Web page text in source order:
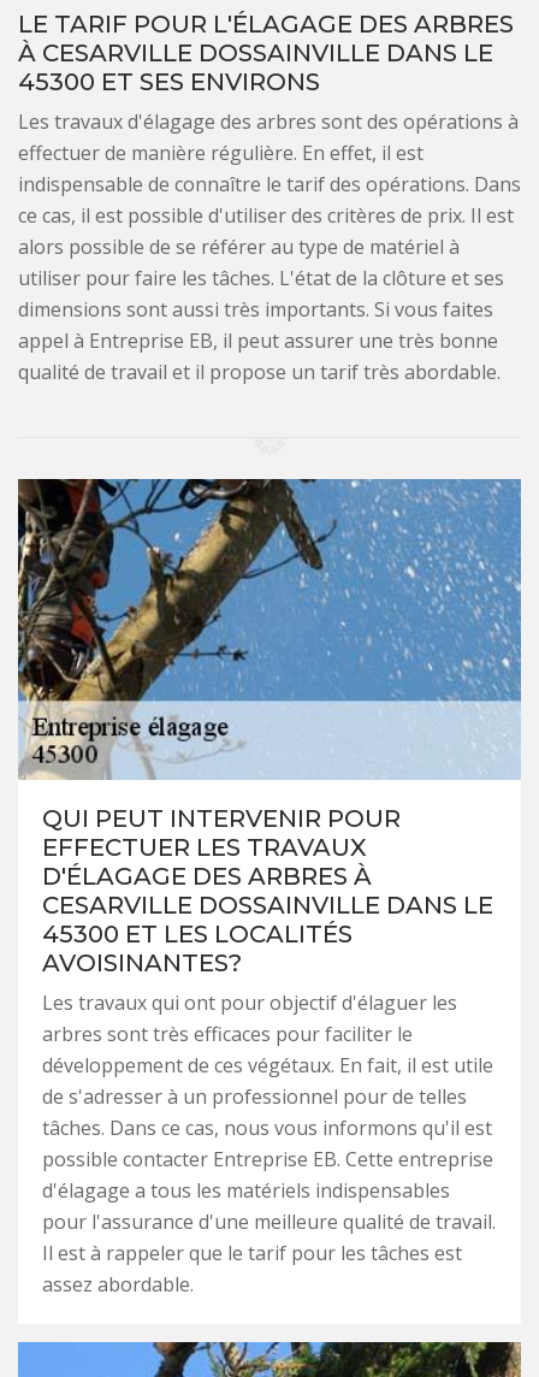
LE TARIF POUR L'ÉLAGAGE DES ARBRES
À CESARVILLE DOSSAINVILLE DANS LE
45300 ET SES ENVIRONS
Les travaux d'élagage des arbres sont des opérations à
effectuer de manière régulière. En effet, il est
indispensable de connaître le tarif des opérations. Dans
ce cas, il est possible d'utiliser des critères de prix. Il est
alors possible de se référer au type de matériel à
utiliser pour faire les tâches. L'état de la clôture et ses
dimensions sont aussi très importants. Si vous faites
appel à Entreprise EB, il peut assurer une très bonne
qualité de travail et il propose un tarif très abordable.
QUI PEUT INTERVENIR POUR
EFFECTUER LES TRAVAUX
D'ÉLAGAGE DES ARBRES À
CESARVILLE DOSSAINVILLE DANS LE
45300 ET LES LOCALITÉS
AVOISINANTES?
Les travaux qui ont pour objectif d'élaguer les
arbres sont très efficaces pour faciliter le
développement de ces végétaux. En fait, il est utile
de s'adresser à un professionnel pour de telles
tâches. Dans ce cas, nous vous informons qu'il est
possible contacter Entreprise EB. Cette entreprise
d'élagage a tous les matériels indispensables
pour l'assurance d'une meilleure qualité de travail.
Il est à rappeler que le tarif pour les tâches est
assez abordable.